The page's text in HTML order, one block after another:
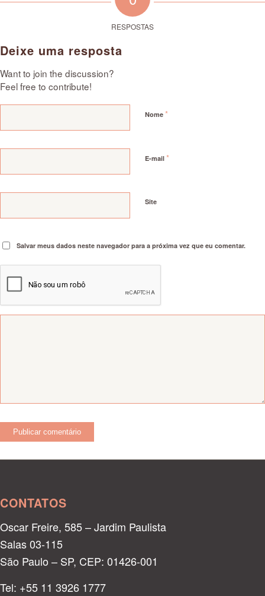
RESPOSTAS
Deixe uma resposta
Want to join the discussion?
Feel free to contribute!
Nome *
E-mail *
Site
Salvar meus dados neste navegador para a próxima vez que eu comentar.
CONTATOS
Oscar Freire, 585 – Jardim Paulista
Salas 03-115
São Paulo – SP, CEP: 01426-001
Tel: +55 11 3926 1777